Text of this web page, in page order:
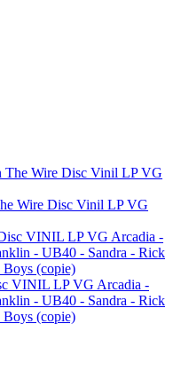
Wire Disc Vinil LP VG
VINIL LP VG Arcadia -
- UB40 - Sandra - Rick
Boys (copie)